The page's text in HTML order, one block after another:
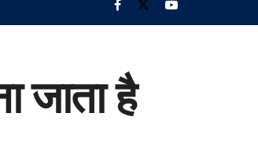
जाता है